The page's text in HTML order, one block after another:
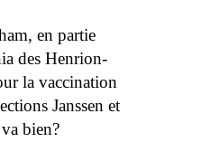
en partie
des Henrion-
la vaccination
Janssen et
bien?